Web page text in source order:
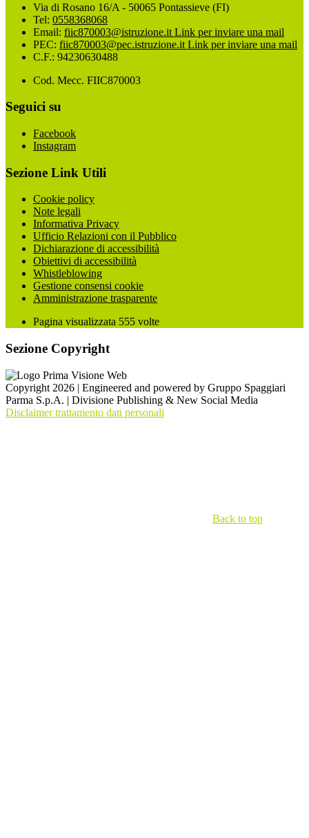
Via di Rosano 16/A - 50065 Pontassieve (FI)
Tel: 0558368068
Email: fiic870003@istruzione.it Link per inviare una mail
PEC: fiic870003@pec.istruzione.it Link per inviare una mail
C.F.: 94230630488
Cod. Mecc. FIIC870003
Seguici su
Facebook
Instagram
Sezione Link Utili
Cookie policy
Note legali
Informativa Privacy
Ufficio Relazioni con il Pubblico
Dichiarazione di accessibilità
Obiettivi di accessibilità
Whistleblowing
Gestione consensi cookie
Amministrazione trasparente
Pagina visualizzata 555 volte
Sezione Copyright
Copyright 2026 | Engineered and powered by Gruppo Spaggiari
Parma S.p.A. | Divisione Publishing & New Social Media
Disclaimer trattamento dati personali
Back to top